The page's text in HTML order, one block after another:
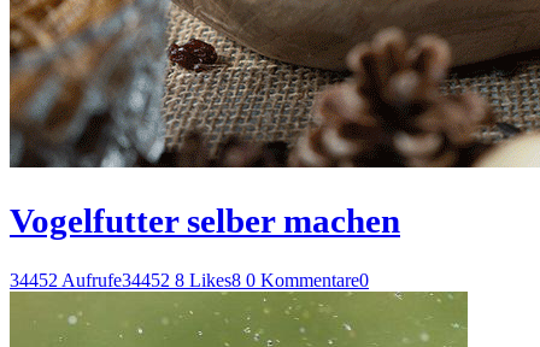
Vogelfutter selber machen
34452 Aufrufe34452 8 Likes8 0 Kommentare0